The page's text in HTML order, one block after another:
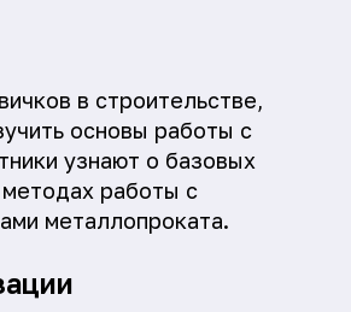
в строительстве,
основы работы с
узнают о базовых
работы с
металлопроката.